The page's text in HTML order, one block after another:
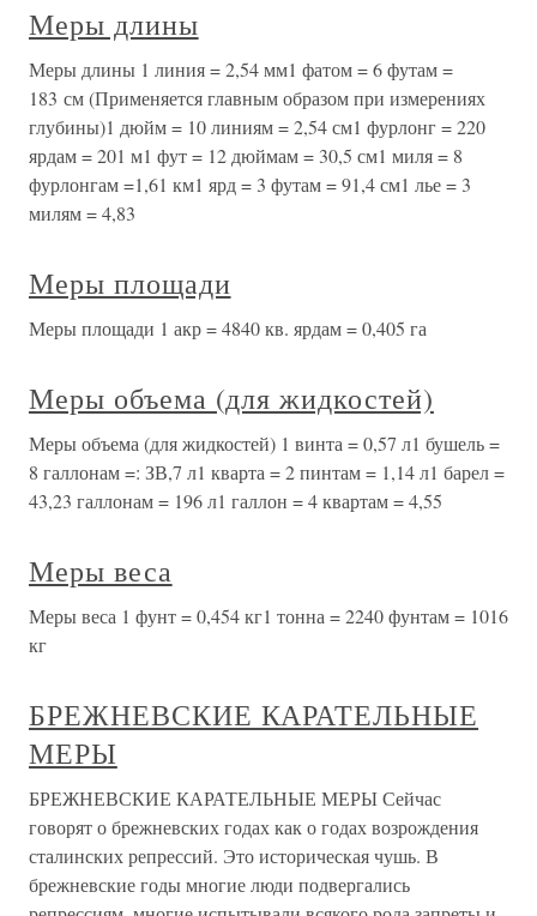
Меры длины
Меры длины 1 линия = 2,54 мм1 фатом = 6 футам =
183 см (Применяется главным образом при измерениях
глубины)1 дюйм = 10 линиям = 2,54 см1 фурлонг = 220
ярдам = 201 м1 фут = 12 дюймам = 30,5 см1 миля = 8
фурлонгам =1,61 км1 ярд = 3 футам = 91,4 см1 лье = 3
милям = 4,83
Меры площади
Меры площади 1 акр = 4840 кв. ярдам = 0,405 га
Меры объема (для жидкостей)
Меры объема (для жидкостей) 1 винта = 0,57 л1 бушель =
8 галлонам =: ЗВ,7 л1 кварта = 2 пинтам = 1,14 л1 барел =
43,23 галлонам = 196 л1 галлон = 4 квартам = 4,55
Меры веса
Меры веса 1 фунт = 0,454 кг1 тонна = 2240 фунтам = 1016
кг
БРЕЖНЕВСКИЕ КАРАТЕЛЬНЫЕ
МЕРЫ
БРЕЖНЕВСКИЕ КАРАТЕЛЬНЫЕ МЕРЫ Сейчас
говорят о брежневских годах как о годах возрождения
сталинских репрессий. Это историческая чушь. В
брежневские годы многие люди подвергались